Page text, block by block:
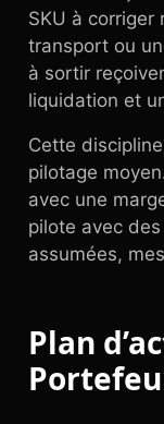
SKU à corriger
transport ou
à sortir
liquidation et
Cette
pilotage
avec une
pilote avec
assumées,
Plan